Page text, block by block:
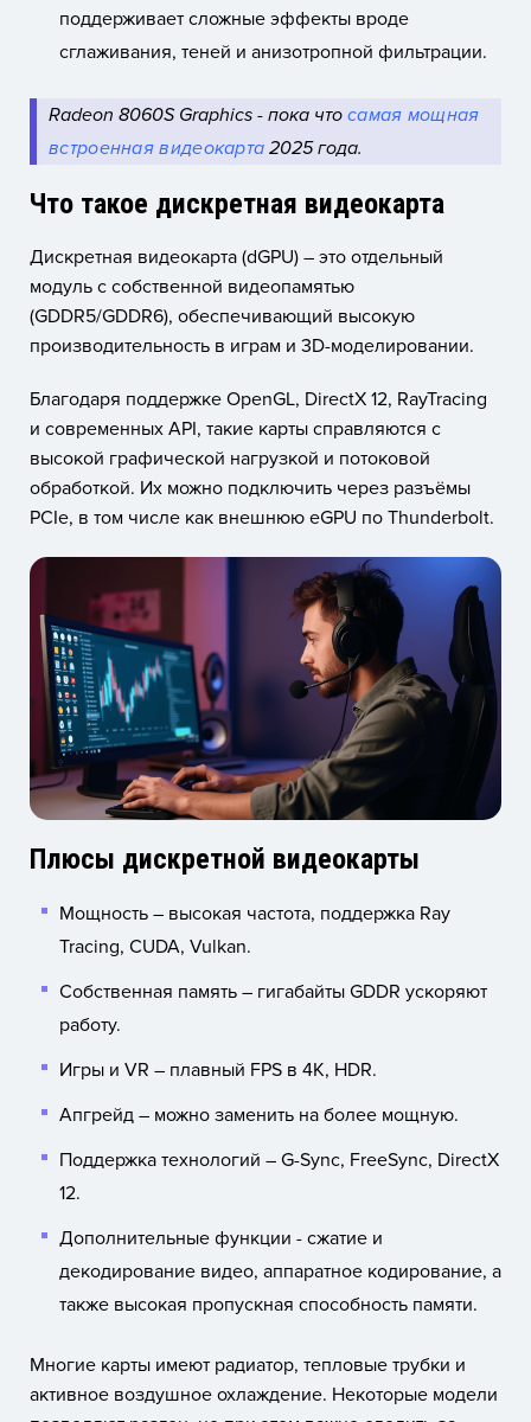
поддерживает сложные эффекты вроде
сглаживания, теней и анизотропной фильтрации.
Radeon 8060S Graphics - пока что самая мощная
встроенная видеокарта 2025 года.
Что такое дискретная видеокарта
Дискретная видеокарта (dGPU) – это отдельный
модуль с собственной видеопамятью
(GDDR5/GDDR6), обеспечивающий высокую
производительность в играм и 3D-моделировании.
Благодаря поддержке OpenGL, DirectX 12, RayTracing
и современных API, такие карты справляются с
высокой графической нагрузкой и потоковой
обработкой. Их можно подключить через разъёмы
PCIe, в том числе как внешнюю eGPU по Thunderbolt.
Плюсы дискретной видеокарты
Мощность – высокая частота, поддержка Ray
Tracing, CUDA, Vulkan.
Собственная память – гигабайты GDDR ускоряют
работу.
Игры и VR – плавный FPS в 4K, HDR.
Апгрейд – можно заменить на более мощную.
Поддержка технологий – G-Sync, FreeSync, DirectX
12.
Дополнительные функции - сжатие и
декодирование видео, аппаратное кодирование, а
также высокая пропускная способность памяти.
Многие карты имеют радиатор, тепловые трубки и
активное воздушное охлаждение. Некоторые модели